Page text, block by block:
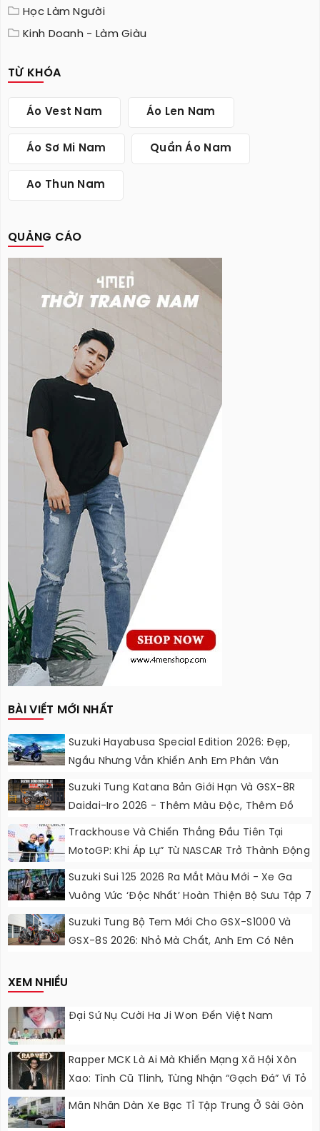
Học Làm Người
Kinh Doanh - Làm Giàu
TỪ KHÓA
Áo Vest Nam Áo Len Nam
Áo Sơ Mi Nam Quần Áo Nam
Ao Thun Nam
QUẢNG CÁO
BÀI VIẾT MỚI NHẤT
Suzuki Hayabusa Special Edition 2026: Đẹp,
Ngầu Nhưng Vẫn Khiến Anh Em Phân Vân
Suzuki Tung Katana Bản Giới Hạn Và GSX-8R
Daidai-Iro 2026 - Thêm Màu Độc, Thêm Đồ
Chơi, Thêm Cá Tính
Trackhouse Và Chiến Thắng Đầu Tiên Tại
MotoGP: Khi Áp Lự” Từ NASCAR Trở Thành Động
Lực Ngọt Ngào
Suzuki Sui 125 2026 Ra Mắt Màu Mới - Xe Ga
Vuông Vức ‘độc Nhất’ Hoàn Thiện Bộ Sưu Tập 7
Sắc Cầu Vồng
Suzuki Tung Bộ Tem Mới Cho GSX-S1000 Và
GSX-8S 2026: Nhỏ Mà Chất, Anh Em Có Nên
XEM NHIỀU
Đại Sứ Nụ Cười Ha Ji Won Đến Việt Nam
Rapper MCK Là Ai Mà Khiến Mạng Xã Hội Xôn
Xao: Tình Cũ Tlinh, Từng Nhận “gạch Đá” Vì Tỏ
Thái Độ Với Trường Giang
Mãn Nhãn Dàn Xe Bạc Tỉ Tập Trung Ở Sài Gòn